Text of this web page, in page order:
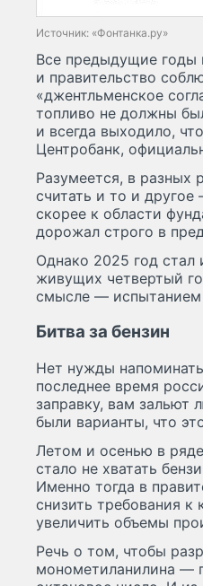
Источник: «Фонтанка.ру»
Все предыдущие годы
и правительство
«джентльменское
топливо не должны
и всегда выходило,
Центробанк,
Разумеется, в разных
считать и то и
скорее к области
дорожал строго в
Однако 2025 год стал
живущих четвертый
смысле — испытанием
Битва за бензин
Нет нужды
последнее время
заправку, вам зальют
были варианты, что
Летом и осенью в
стало не хватать
Именно тогда в
снизить требования к
увеличить объемы
Речь о том, чтобы
монометиланилина —